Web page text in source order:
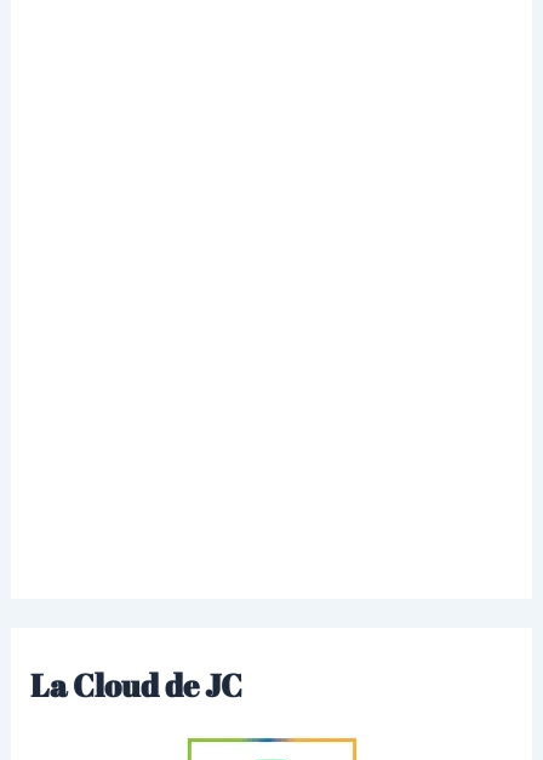
La Cloud de JC